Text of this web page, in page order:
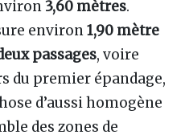
3,60 mètres.
environ1,90 mètre
passages, voire
du premier épandage,
d’aussi homogène
des zones de